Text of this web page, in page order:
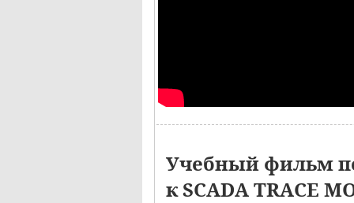
Учебный фильм
к SCADA TRACE